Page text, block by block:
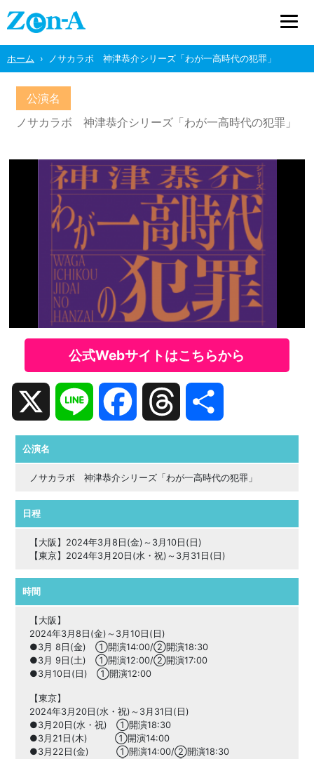
ホーム ノサカラボ 神津恭介シリーズ「わが一高時代の犯罪」
公演名
ノサカラボ 神津恭介シリーズ「わが一高時代の犯罪」
公式Webサイトはこちらから
Line Facebook Threads
有
公演名
ノサカラボ 神津恭介シリーズ「わが一高時代の犯罪」
日程
【大阪】2024年3月8日(金)～3月10日(日)
【東京】2024年3月20日(水・祝)～3月31日(日)
時間
【大阪】
2024年3月8日(金)～3月10日(日)
●3月 8日(金) ①開演14:00/②開演18:30
●3月 9日(土) ①開演12:00/②開演17:00
●3月10日(日) ①開演12:00
【東京】
2024年3月20日(水・祝)～3月31日(日)
●3月20日(水・祝) ①開演18:30
●3月21日(木) ①開演14:00
●3月22日(金) ①開演14:00/②開演18:30